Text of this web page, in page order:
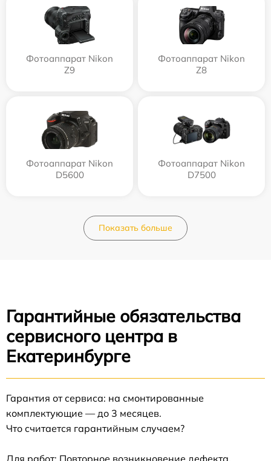
Фотоаппарат Nikon
Z9
Фотоаппарат Nikon
Z8
Фотоаппарат Nikon
D5600
Фотоаппарат Nikon
D7500
Показать больше
Гарантийные обязательства
сервисного центра в
Екатеринбурге
Гарантия от сервиса: на смонтированные
комплектующие — до 3 месяцев.
Что считается гарантийным случаем?
Для работ: Повторное возникновение дефекта,